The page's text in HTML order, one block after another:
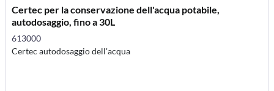
Certec per la conservazione dell'acqua potabile,
autodosaggio, fino a 30L
613000
Certec autodosaggio dell'acqua